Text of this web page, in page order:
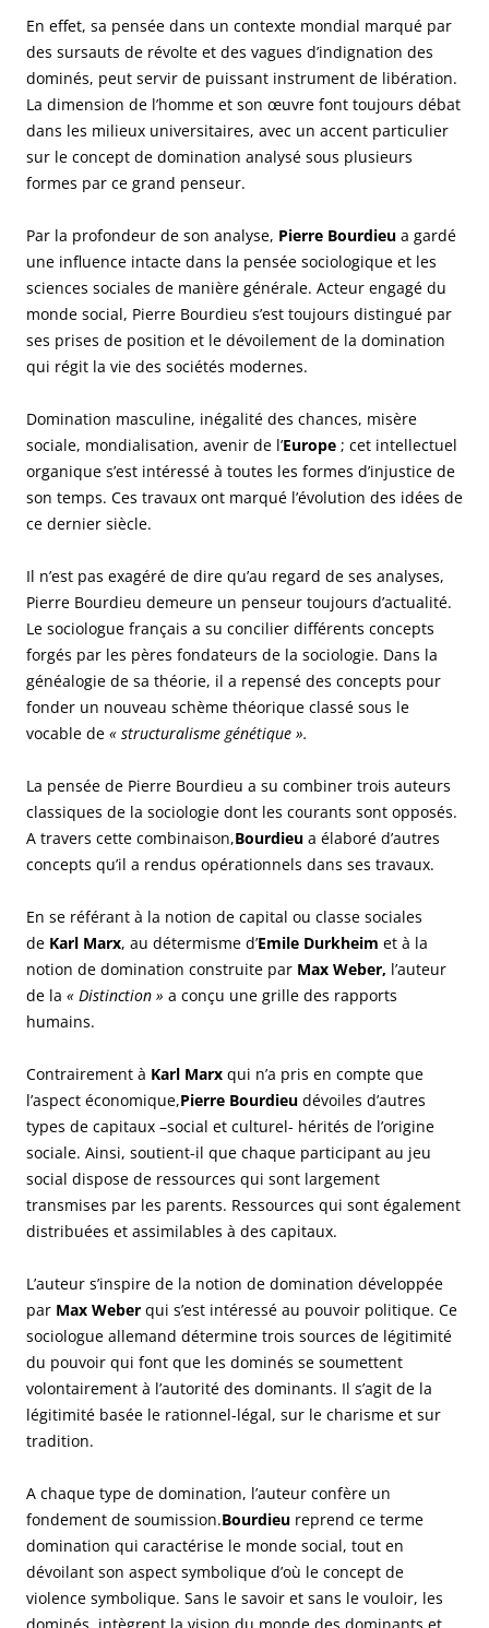
En effet, sa pensée dans un contexte mondial marqué par
des sursauts de révolte et des vagues d’indignation des
dominés, peut servir de puissant instrument de libération.
La dimension de l’homme et son œuvre font toujours débat
dans les milieux universitaires, avec un accent particulier
sur le concept de domination analysé sous plusieurs
formes par ce grand penseur.
Par la profondeur de son analyse, Pierre Bourdieu a gardé
une influence intacte dans la pensée sociologique et les
sciences sociales de manière générale. Acteur engagé du
monde social, Pierre Bourdieu s’est toujours distingué par
ses prises de position et le dévoilement de la domination
qui régit la vie des sociétés modernes.
Domination masculine, inégalité des chances, misère
sociale, mondialisation, avenir de l’Europe ; cet intellectuel
organique s’est intéressé à toutes les formes d’injustice de
son temps. Ces travaux ont marqué l’évolution des idées de
ce dernier siècle.
Il n’est pas exagéré de dire qu’au regard de ses analyses,
Pierre Bourdieu demeure un penseur toujours d’actualité.
Le sociologue français a su concilier différents concepts
forgés par les pères fondateurs de la sociologie. Dans la
généalogie de sa théorie, il a repensé des concepts pour
fonder un nouveau schème théorique classé sous le
vocable de « structuralisme génétique ».
La pensée de Pierre Bourdieu a su combiner trois auteurs
classiques de la sociologie dont les courants sont opposés.
A travers cette combinaison,Bourdieu a élaboré d’autres
concepts qu’il a rendus opérationnels dans ses travaux.
En se référant à la notion de capital ou classe sociales
de Karl Marx, au détermisme d’Emile Durkheim et à la
notion de domination construite par Max Weber, l’auteur
de la « Distinction » a conçu une grille des rapports
humains.
Contrairement à Karl Marx qui n’a pris en compte que
l’aspect économique,Pierre Bourdieu dévoiles d’autres
types de capitaux –social et culturel- hérités de l’origine
sociale. Ainsi, soutient-il que chaque participant au jeu
social dispose de ressources qui sont largement
transmises par les parents. Ressources qui sont également
distribuées et assimilables à des capitaux.
L’auteur s’inspire de la notion de domination développée
par Max Weber qui s’est intéressé au pouvoir politique. Ce
sociologue allemand détermine trois sources de légitimité
du pouvoir qui font que les dominés se soumettent
volontairement à l’autorité des dominants. Il s’agit de la
légitimité basée le rationnel-légal, sur le charisme et sur
tradition.
A chaque type de domination, l’auteur confère un
fondement de soumission.Bourdieu reprend ce terme
domination qui caractérise le monde social, tout en
dévoilant son aspect symbolique d’où le concept de
violence symbolique. Sans le savoir et sans le vouloir, les